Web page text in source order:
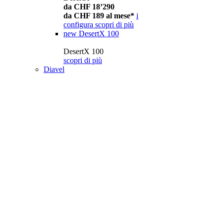
da CHF 18’290
da CHF 189 al mese* i
configura scopri di più
new DesertX 100
DesertX 100
scopri di più
Diavel